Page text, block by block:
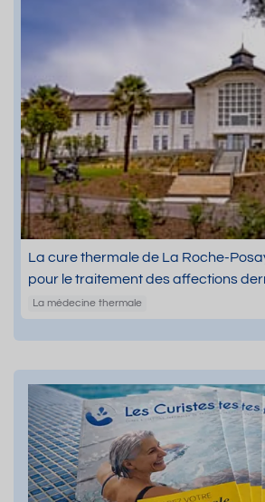
La cure thermale de La Roche-
pour le traitement des affections
La médecine thermale